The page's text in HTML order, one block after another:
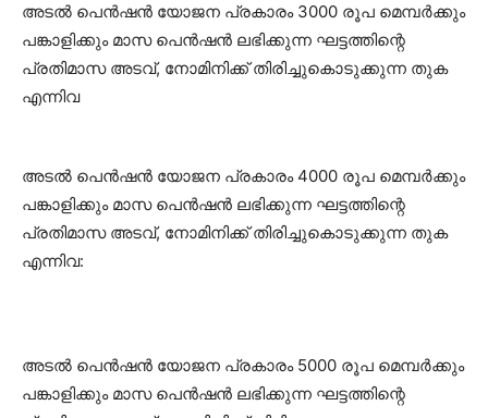
അടൽ പെൻഷൻ യോജന പ്രകാരം 3000 രൂപ മെമ്പർക്കും
പങ്കാളിക്കും മാസ പെൻഷൻ ലഭിക്കുന്ന ഘട്ടത്തിന്റെ
പ്രതിമാസ അടവ്, നോമിനിക്ക് തിരിച്ചുകൊടുക്കുന്ന തുക
എന്നിവ
അടൽ പെൻഷൻ യോജന പ്രകാരം 4000 രൂപ മെമ്പർക്കും
പങ്കാളിക്കും മാസ പെൻഷൻ ലഭിക്കുന്ന ഘട്ടത്തിന്റെ
പ്രതിമാസ അടവ്, നോമിനിക്ക് തിരിച്ചുകൊടുക്കുന്ന തുക
എന്നിവ:
അടൽ പെൻഷൻ യോജന പ്രകാരം 5000 രൂപ മെമ്പർക്കും
പങ്കാളിക്കും മാസ പെൻഷൻ ലഭിക്കുന്ന ഘട്ടത്തിന്റെ